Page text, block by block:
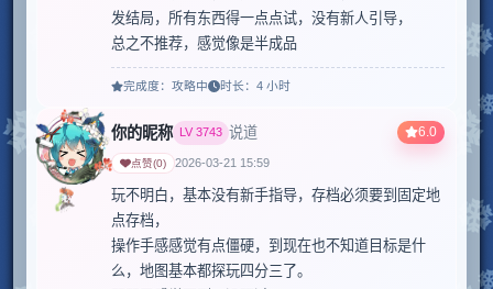
发结局，所有东西得一点点试，没有新人引导，
总之不推荐，感觉像是半成品
完成度：攻略中 时长： 4 小时
6.0
你的昵称 LV3743 说道
点赞(0) 2026-03-21 15:59
玩不明白，基本没有新手指导，存档必须要到固定地
点存档，
操作手感感觉有点僵硬，到现在也不知道目标是什
么，地图基本都探玩四分三了。